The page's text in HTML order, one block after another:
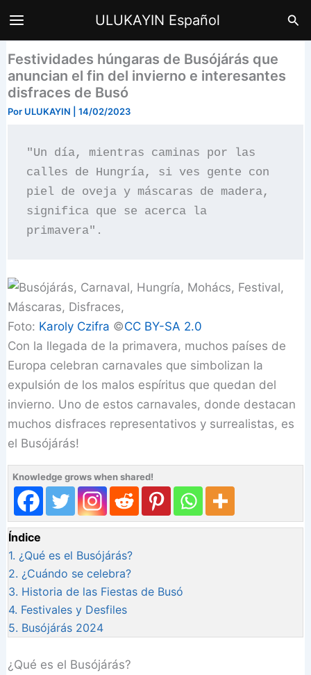
ULUKAYIN Español
Festividades húngaras de Busójárás que
anuncian el fin del invierno e interesantes
disfraces de Busó
Por ULUKAYIN |14/02/2023
"Un día, mientras caminas por las
calles de Hungría, si ves gente con
piel de oveja y máscaras de madera,
significa que se acerca la
primavera".
Foto: Karoly Czifra ©️CC BY-SA 2.0
Con la llegada de la primavera, muchos países de
Europa celebran carnavales que simbolizan la
expulsión de los malos espíritus que quedan del
invierno. Uno de estos carnavales, donde destacan
muchos disfraces representativos y surrealistas, es
el Busójárás!
Knowledge grows when shared!
Índice
1. ¿Qué es el Busójárás?
2. ¿Cuándo se celebra?
3. Historia de las Fiestas de Busó
4. Festivales y Desfiles
5. Busójárás 2024
¿Qué es el Busójárás?